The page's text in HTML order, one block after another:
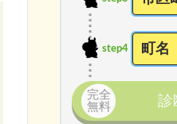
step4
完全
無料
診